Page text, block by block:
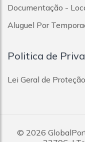
Vila Príncipe
Vila Santa
Vila Silvestre
Vila Tibiriçá
Documentação -
Aluguel Por
Politica de
Lei Geral de
© 2026